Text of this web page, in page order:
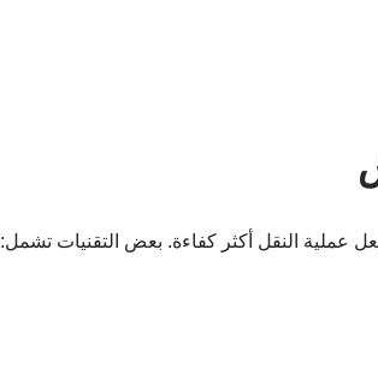
عملية النقل أكثر كفاءة. بعض التقنيات تشمل: